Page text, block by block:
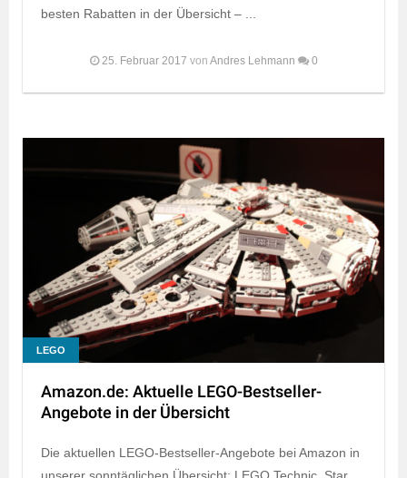
besten Rabatten in der Übersicht – ...
25. Februar 2017 von Andres Lehmann 0
LEGO
Amazon.de: Aktuelle LEGO-Bestseller-
Angebote in der Übersicht
Die aktuellen LEGO-Bestseller-Angebote bei Amazon in